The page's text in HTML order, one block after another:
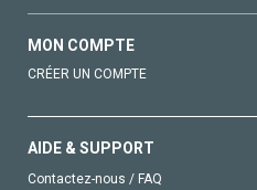
MON COMPTE
CRÉER UN COMPTE
AIDE & SUPPORT
Contactez-nous / FAQ